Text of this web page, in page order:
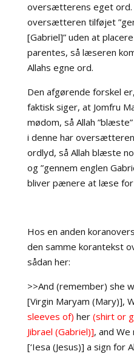
oversætterens eget ord.
oversætteren tilføjet
[Gabriel]” uden at
parentes, så læseren
Allahs egne ord.
Den afgørende forskel
faktisk siger, at Jomfru
mødom, så Allah
i denne har
ordlyd, så Allah blæste
og ”gennem englen
bliver pænere at læse for
Hos en anden
den samme korantekst
sådan her:
>>And (remember) she
[Virgin Maryam (Mary)],
sleeves of) her (shirt or
Jibrael (Gabriel)], and
[‘Iesa (Jesus)] a sign for